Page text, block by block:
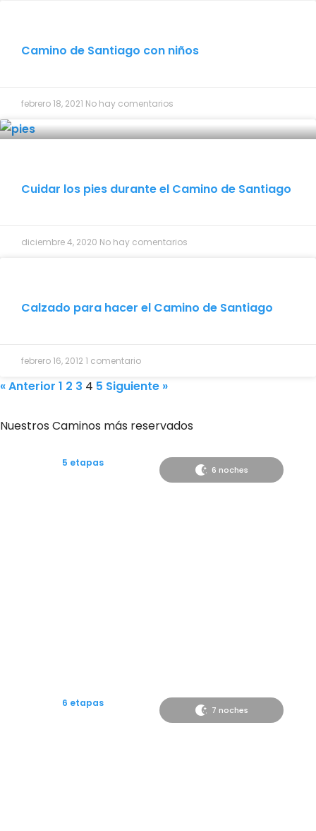
Camino de Santiago con niños
febrero 18, 2021 No hay comentarios
Cuidar los pies durante el Camino de Santiago
diciembre 4, 2020 No hay comentarios
Calzado para hacer el Camino de Santiago
febrero 16, 2012 1 comentario
« Anterior 1 2 3 4 5 Siguiente »
Nuestros Caminos más reservados
5 etapas
6 noches
6 etapas
7 noches